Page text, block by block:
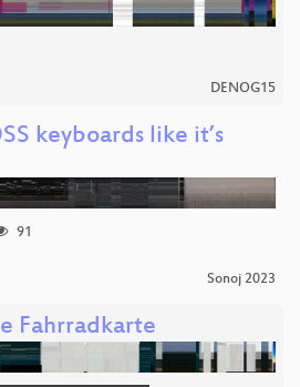
DENOG15
keyboards like it’s
91
Sonoj 2023
Fahrradkarte